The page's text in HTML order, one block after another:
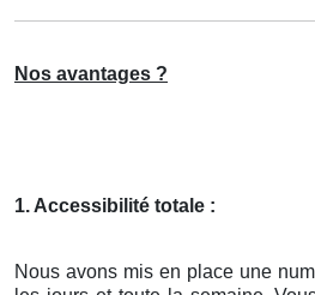
Nos avantages ?
1. Accessibilité totale :
Nous avons mis en place une